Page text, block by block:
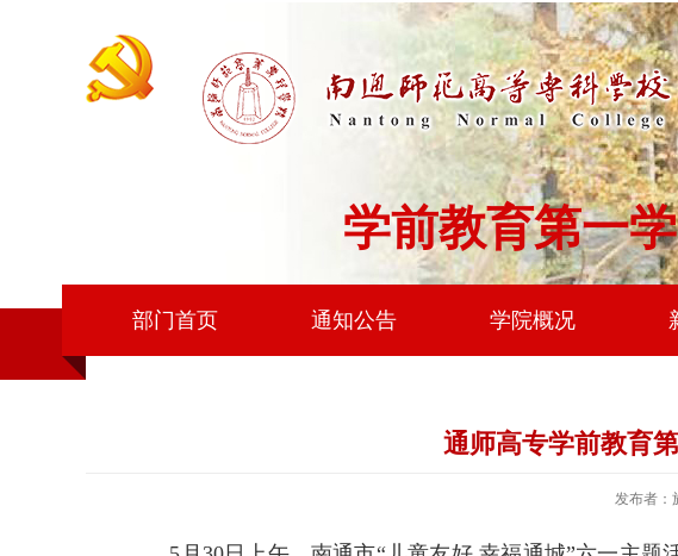
学前教育第一
部门首页 通知公告 学院概况
通师高专学前教育
发布者：